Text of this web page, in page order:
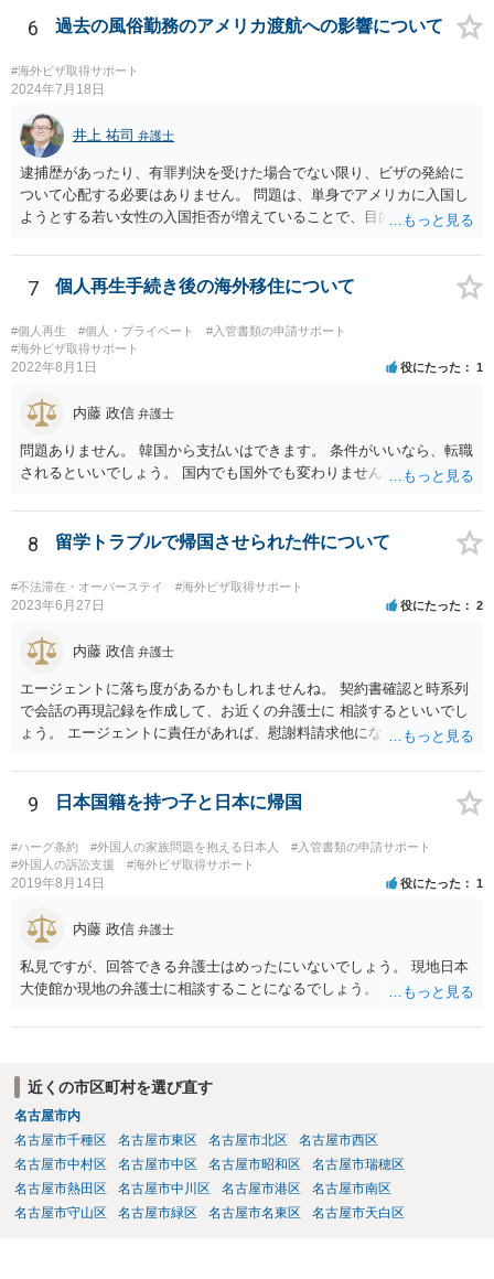
6 過去の風俗勤務のアメリカ渡航への影響について
#海外ビザ取得サポート
2024年7月18日
井上 祐司 弁護士
逮捕歴があったり、有罪判決を受けた場合でない限り、ビザの発給に
ついて心配する必要はありません。 問題は、単身でアメリカに入国し
ようとする若い女性の入国拒否が増えていることで、目的・滞在期
に渡米歴がある場合には過去に訪問した場所等を細かく聞かれ、その
中に矛盾があると入国を拒否される事例が実際に数多く見聞きされて
す。
7 個人再生手続き後の海外移住について
#個人再生 #個人・プライベート
#入管書類の申請サポート
#海外ビザ取得サポート
2022年8月1日 役にたった 1
内藤 政信 弁護士
問題ありません。 韓国から支払いはできます。 条件がいいなら、転職
されるといいでしょう。 国内でも国外でも変わりません。
8 留学トラブルで帰国させられた件について
#不法滞在・オーバーステイ #海外ビザ取得サポート
2023年6月27日 役にたった 2
内藤 政信 弁護士
エージェントに落ち度があるかもしれませんね。 契約書確認と時系列
で会話の再現記録を作成して、お近くの弁護士に 相談するといいでし
ょう。 エージェントに責任があれば、慰謝料請求他になるでしょう。
9 日本国籍を持つ子と日本に帰国
#ハーグ条約 #外国人の家族問題を抱える日本人
#入管書類の申請サポート
#外国人の訴訟支援
#海外ビザ取得サポート
2019年8月14日 役にたった 1
内藤 政信 弁護士
私見ですが、回答できる弁護士はめったにいないでしょう。 現地日本
大使館か現地の弁護士に相談することになるでしょう。
近くの市区町村を選び直す
名古屋市内
名古屋市千種区
名古屋市東区 名古屋市北区
名古屋市西区
名古屋市中村区
名古屋市中区 名古屋市昭和区
名古屋市瑞穂区
名古屋市熱田区
名古屋市中川区 名古屋市港区
名古屋市南区
名古屋市守山区
名古屋市緑区 名古屋市名東区 名古屋市天白区